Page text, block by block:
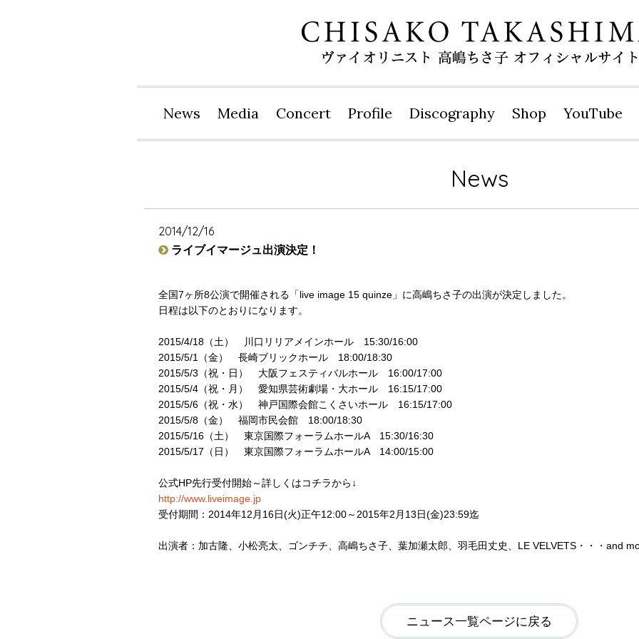
News Media Concert Profile Discography Shop YouTube
News
2014/12/16
ライブイマージュ出演決定！
全国7ヶ所8公演で開催される「live image 15 quinze」に高嶋ちさ子の出演が決定しました。
日程は以下のとおりになります。
2015/4/18（土） 川口リリアメインホール 15:30/16:00
2015/5/1（金） 長崎ブリックホール 18:00/18:30
2015/5/3（祝・日） 大阪フェスティバルホール 16:00/17:00
2015/5/4（祝・月） 愛知県芸術劇場・大ホール 16:15/17:00
2015/5/6（祝・水） 神戸国際会館こくさいホール 16:15/17:00
2015/5/8（金） 福岡市民会館 18:00/18:30
2015/5/16（土） 東京国際フォーラムホールA 15:30/16:30
2015/5/17（日） 東京国際フォーラムホールA 14:00/15:00
公式HP先行受付開始～詳しくはコチラから↓
http://www.liveimage.jp
受付期間：2014年12月16日(火)正午12:00～2015年2月13日(金)23:59迄
出演者：加古隆、小松亮太、ゴンチチ、高嶋ちさ子、葉加瀬太郎、羽毛田丈史、LE VELVETS・・・and
ニュース一覧ページに戻る